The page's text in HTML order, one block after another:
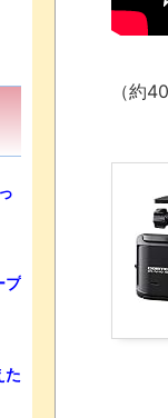
（約
プ
た